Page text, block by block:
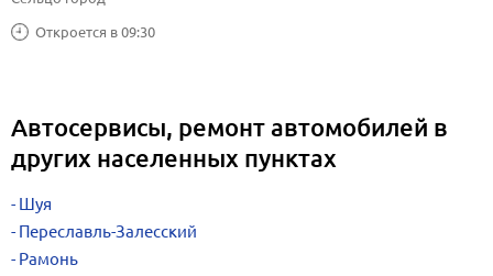
Откроется в 09:30
Автосервисы, ремонт автомобилей в
других населенных пунктах
Шуя
Переславль-Залесский
Рамонь